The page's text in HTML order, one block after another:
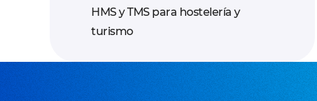
HMS y TMS para hostelería y
turismo